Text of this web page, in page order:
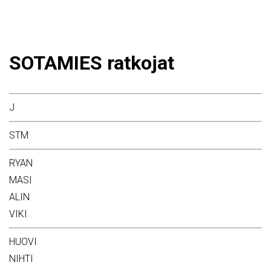
SOTAMIES ratkojat
J
STM
RYAN
MASI
ALIN
VIKI
HUOVI
NIHTI